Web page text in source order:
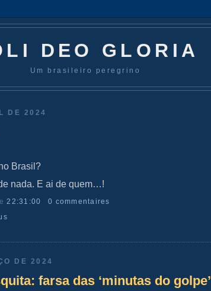
DEO GLORIA
Um brasileiro peregrino
DE 2024
Brasil?
nada. E ai de quem…!
22:31:00
0 commentaires
DE 2024
farsa das ‘minutas do golpe’